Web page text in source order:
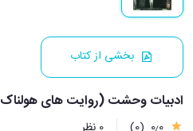
بخشی از کتاب
ادبیات وحشت (روایت های هولناک 3)(تونل مخوف)